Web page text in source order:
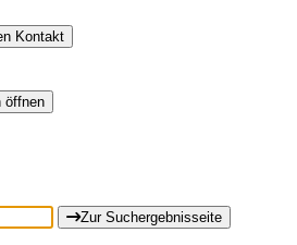
Kontakt
öffnen
Zur Suchergebnisseite